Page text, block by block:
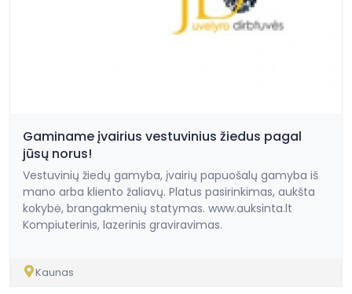
Gaminame įvairius vestuvinius žiedus pagal
jūsų norus!
Vestuvinių žiedų gamyba, įvairių papuošalų gamyba iš
mano arba kliento žaliavų. Platus pasirinkimas, aukšta
kokybė, brangakmenių statymas. www.auksinta.lt
Kompiuterinis, lazerinis graviravimas.
Kaunas